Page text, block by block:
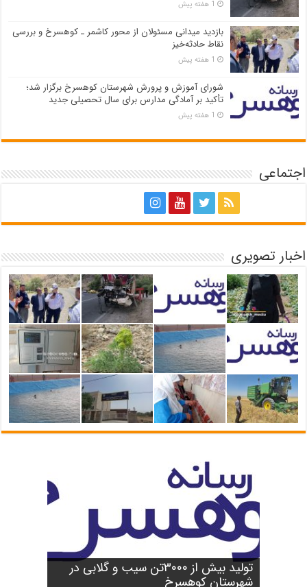
1 هفته پیش
بازدید میدانی مسئولان از محور کاشمر ـ کوهسرخ و بررسی
نقاط حادثه‌خیز
1 هفته پیش
شورای آموزش و پرورش شهرستان کوهسرخ برگزار شد؛
تأکید بر آمادگی مدارس برای سال تحصیلی جدید
1 هفته پیش
اجتماعی
اخبار تصویری
آغاز برداشت خیار و گوجه‌فرنگی از مزارع
کوهسرخ؛ پیش‌بینی تولید بیش از ۲۷ هزار
تن محصول
تولید بیش از ۳۰۰۰تن سیب و گلابی در
شهرستان کوهسرخ
واژگونی مرگبار مینی‌بوس زائران گنابادی
در محور کاشمر ـ کوهسرخ؛ ۵ جان‌باخته و
۲۵ مصدوم
بازدید میدانی مسئولان از محور کاشمر ـ
کوهسرخ و بررسی نقاط حادثه‌خیز
شورای آموزش و پرورش شهرستان
کوهسرخ برگزار شد؛ تأکید بر آمادگی
مدارس برای سال تحصیلی جدید